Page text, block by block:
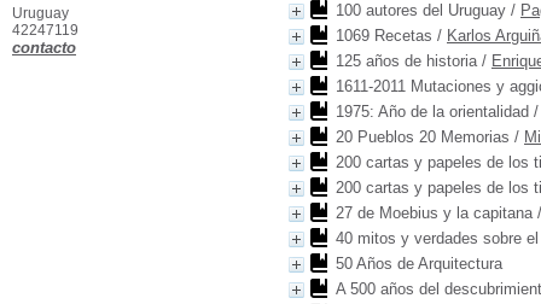
100 autores del Uruguay /
1069 Recetas / Karlos
125 años de historia/
1611-2011 Mutaciones y
1975: Año de la orientalidad
20 Pueblos 20 Memorias /
200 cartas y papeles de los
200 cartas y papeles de los
27 de Moebius y la capitana
40 mitos y verdades sobre
50 Años de Arquitectura
A 500 años del
Uruguay
42247119
contacto